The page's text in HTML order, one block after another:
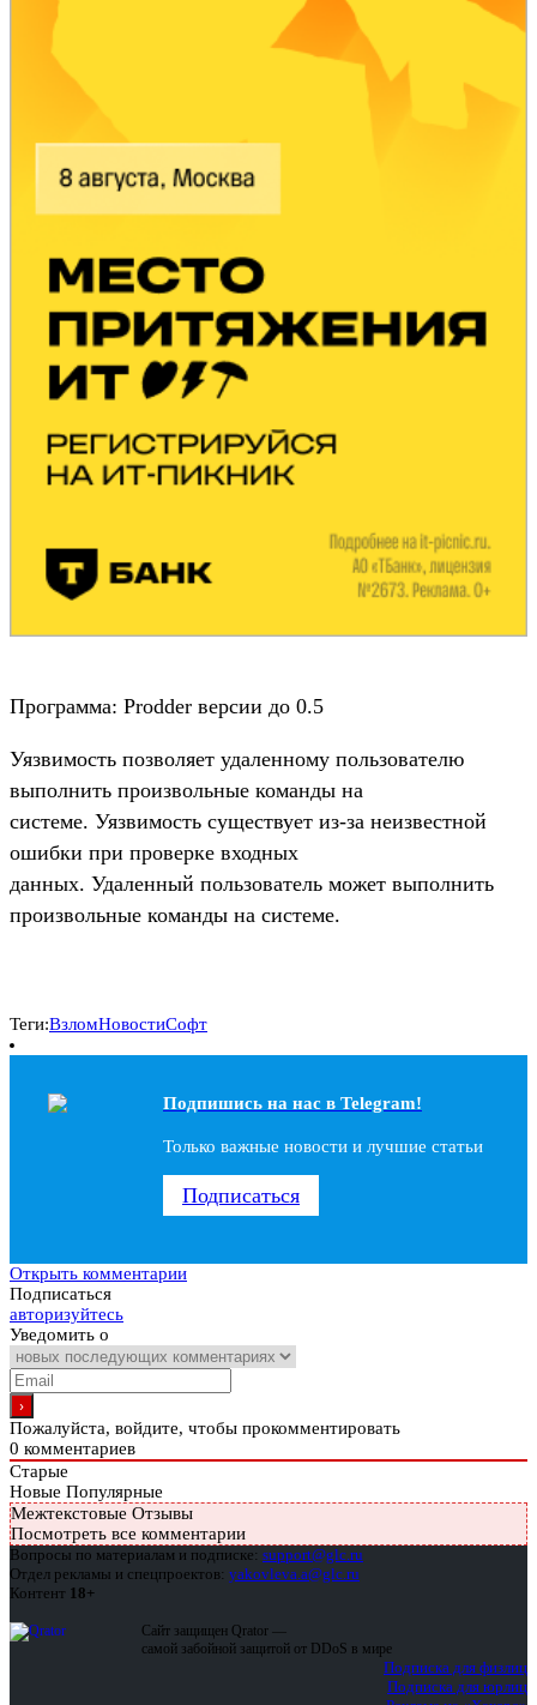
Программа: Prodder версии до 0.5
Уязвимость позволяет удаленному пользователю
выполнить произвольные команды на
системе. Уязвимость существует из-за неизвестной
ошибки при проверке входных
данных. Удаленный пользователь может выполнить
произвольные команды на системе.
Теги:ВзломНовостиСофт
Подпишись на наc в Telegram!
Только важные новости и лучшие статьи
Подписаться
Открыть комментарии
Подписаться
авторизуйтесь
Уведомить о
Пожалуйста, войдите, чтобы прокомментировать
0 комментариев
Старые
Новые Популярные
Межтекстовые Отзывы
Посмотреть все комментарии
Вопросы по материалам и подписке: support@glc.ru
Отдел рекламы и спецпроектов: yakovleva.a@glc.ru
Контент 18+
Сайт защищен Qrator —
самой забойной защитой от DDoS в мире
Подписка для физлиц
Подписка для юрлиц